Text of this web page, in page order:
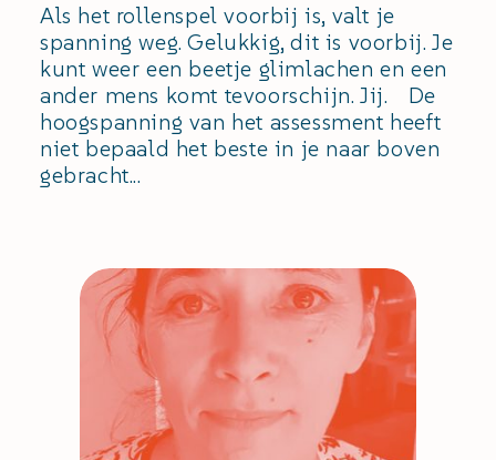
Als het rollenspel voorbij is, valt je
spanning weg. Gelukkig, dit is voorbij. Je
kunt weer een beetje glimlachen en een
ander mens komt tevoorschijn. Jij. De
hoogspanning van het assessment heeft
niet bepaald het beste in je naar boven
gebracht...